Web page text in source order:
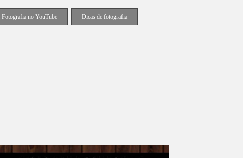
Fotografia no YouTube Dicas de fotografia